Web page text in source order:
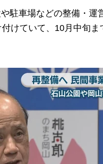
駐車場などの整備・運
けていて、10月中旬ま